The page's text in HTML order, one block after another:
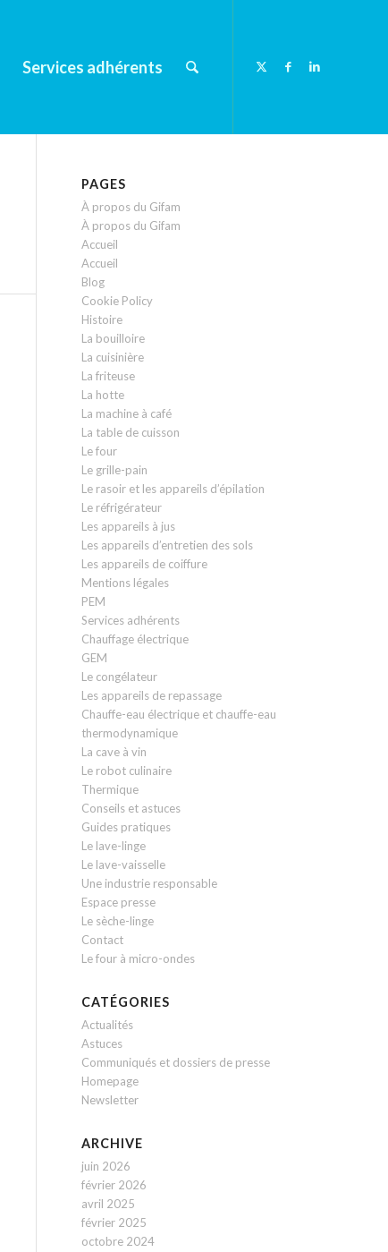
Services adhérents
PAGES
À propos du Gifam
À propos du Gifam
Accueil
Accueil
Blog
Cookie Policy
Histoire
La bouilloire
La cuisinière
La friteuse
La hotte
La machine à café
La table de cuisson
Le four
Le grille-pain
Le rasoir et les appareils d’épilation
Le réfrigérateur
Les appareils à jus
Les appareils d’entretien des sols
Les appareils de coiffure
Mentions légales
PEM
Services adhérents
Chauffage électrique
GEM
Le congélateur
Les appareils de repassage
Chauffe-eau électrique et chauffe-eau
thermodynamique
La cave à vin
Le robot culinaire
Thermique
Conseils et astuces
Guides pratiques
Le lave-linge
Le lave-vaisselle
Une industrie responsable
Espace presse
Le sèche-linge
Contact
Le four à micro-ondes
CATÉGORIES
Actualités
Astuces
Communiqués et dossiers de presse
Homepage
Newsletter
ARCHIVE
juin 2026
février 2026
avril 2025
février 2025
octobre 2024